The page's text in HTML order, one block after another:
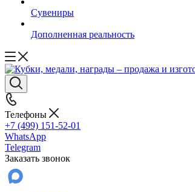
Сувениры
Дополненная реальность
Телефоны
+7 (499) 151-52-01
WhatsApp
Telegram
Заказать звонок